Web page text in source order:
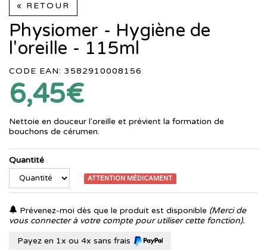
« RETOUR
Physiomer - Hygiène de
l'oreille - 115ml
CODE EAN: 3582910008156
6,45€
Nettoie en douceur l'oreille et prévient la formation de
bouchons de cérumen.
Quantité
ATTENTION MÉDICAMENT
Prévenez-moi dès que le produit est disponible (Merci de
vous connecter à votre compte pour utiliser cette fonction).
Payez en 1x ou 4x sans frais